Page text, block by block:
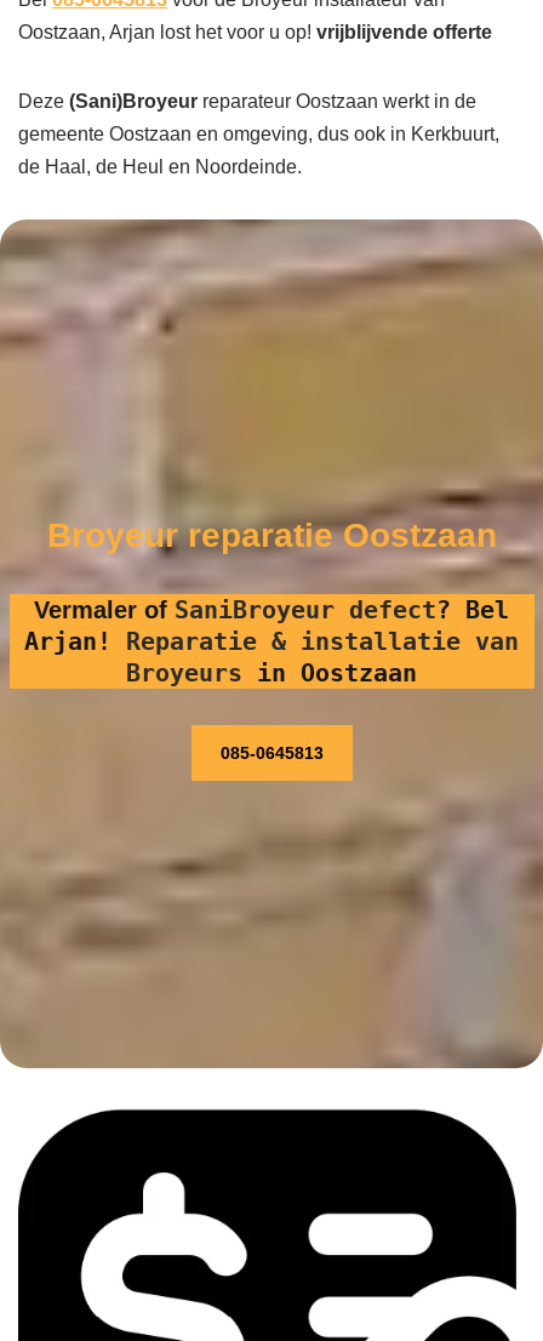
Oostzaan, Arjan lost het voor u op! vrijblijvende offerte
Deze (Sani)Broyeur reparateur Oostzaan werkt in de
gemeente Oostzaan en omgeving, dus ook in Kerkbuurt,
de Haal, de Heul en Noordeinde.
Broyeur reparatie Oostzaan
Vermaler of SaniBroyeur defect? Bel
Arjan! Reparatie & installatie van
Broyeurs in Oostzaan
085-0645813